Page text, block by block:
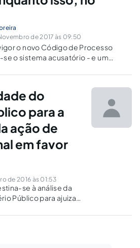
de 2017 às 09:50
o novo Código de Processo
o sistema acusatório - e um
no movimento de
do
para a
ação de
em favor
de 2016 às 01:53
se à análise da
Público para ajuizar
de pensamento